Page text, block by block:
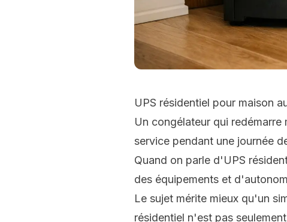
UPS résidentiel pour maison
Un congélateur qui
service pendant une journée
Quand on parle d'UPS
des équipements et
Le sujet mérite mieux qu'un
résidentiel n'est pas